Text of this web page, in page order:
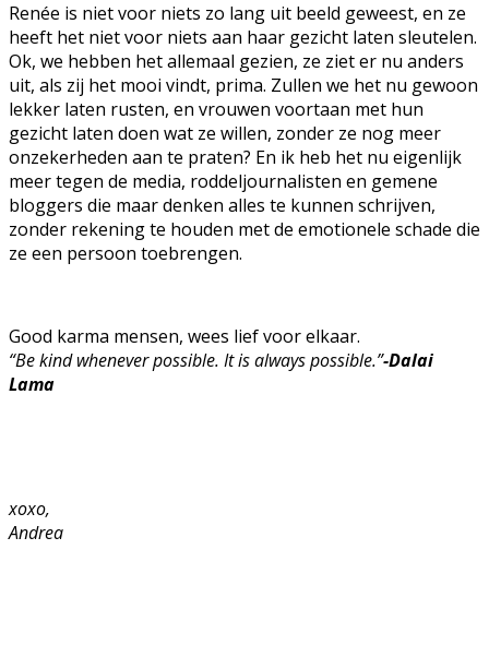
Renée is niet voor niets zo lang uit beeld geweest, en ze
heeft het niet voor niets aan haar gezicht laten sleutelen.
Ok, we hebben het allemaal gezien, ze ziet er nu anders
uit, als zij het mooi vindt, prima. Zullen we het nu gewoon
lekker laten rusten, en vrouwen voortaan met hun
gezicht laten doen wat ze willen, zonder ze nog meer
onzekerheden aan te praten? En ik heb het nu eigenlijk
meer tegen de media, roddeljournalisten en gemene
bloggers die maar denken alles te kunnen schrijven,
zonder rekening te houden met de emotionele schade die
ze een persoon toebrengen.
Good karma mensen, wees lief voor elkaar.
“Be kind whenever possible. It is always possible.”-Dalai
Lama
xoxo,
Andrea